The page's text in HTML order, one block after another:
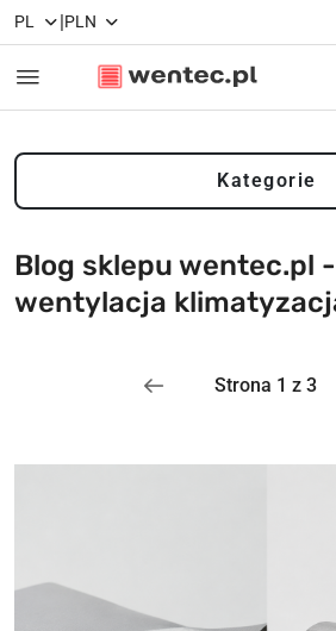
Przejdź do treści głównej
Przejdź do wyszukiwarki
Przejdź do moje konto
Przejdź do menu głównego
Przejdź do stopki
PL |PLN
Kategorie
Blog sklepu wentec.pl
wentylacja